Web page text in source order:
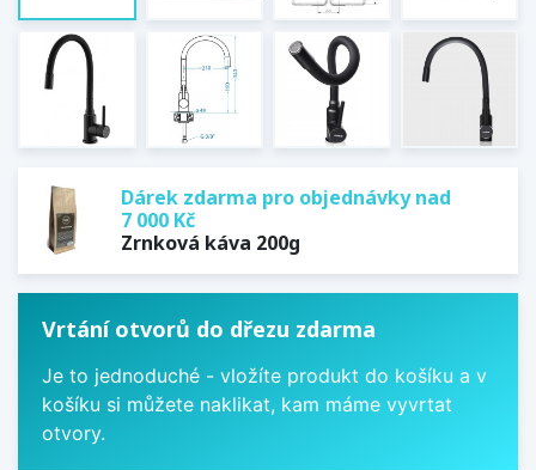
Dárek zdarma pro objednávky nad
7 000 Kč
Zrnková káva 200g
Vrtání otvorů do dřezu zdarma
Je to jednoduché - vložíte produkt do košíku a v
košíku si můžete naklikat, kam máme vyvrtat
otvory.